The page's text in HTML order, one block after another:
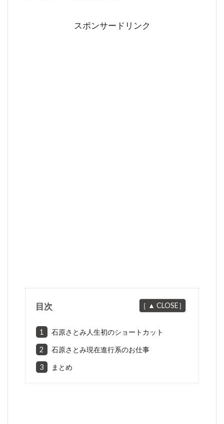
スポンサードリンク
目次
1 石原さとみ人生初のショートカット
2 石原さとみ現在進行系のお仕事
3 まとめ